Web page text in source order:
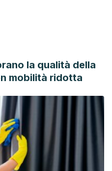
la qualità della
mobilità ridotta